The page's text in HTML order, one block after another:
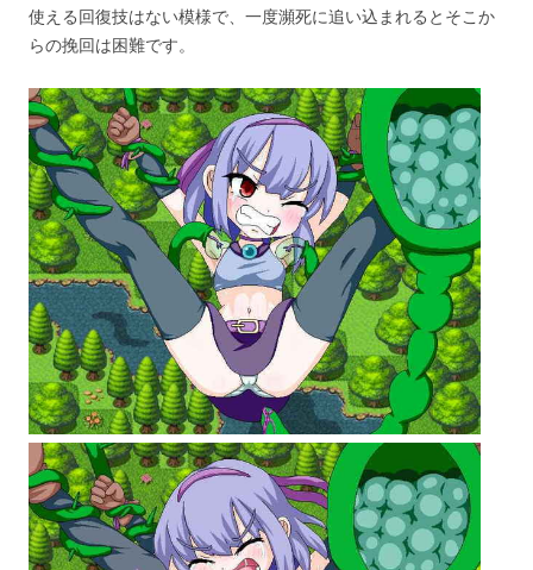
使える回復技はない模様で、一度瀕死に追い込まれるとそこか
らの挽回は困難です。